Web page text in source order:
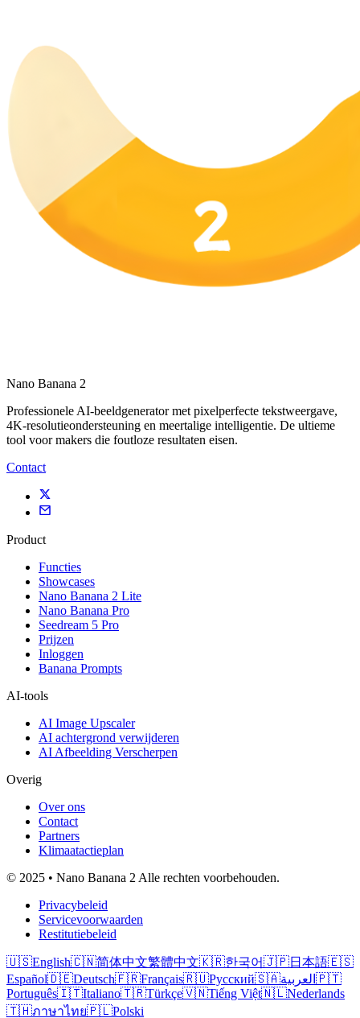
Nano Banana 2
Professionele AI-beeldgenerator met pixelperfecte tekstweergave,
4K-resolutieondersteuning en meertalige intelligentie. De ultieme
tool voor makers die foutloze resultaten eisen.
Contact
Product
Functies
Showcases
Nano Banana 2 Lite
Nano Banana Pro
Seedream 5 Pro
Prijzen
Inloggen
Banana Prompts
AI-tools
AI Image Upscaler
AI achtergrond verwijderen
AI Afbeelding Verscherpen
Overig
Over ons
Contact
Partners
Klimaatactieplan
© 2025 • Nano Banana 2 Alle rechten voorbehouden.
Privacybeleid
Servicevoorwaarden
Restitutiebeleid
🇺🇸English🇨🇳简体中文繁體中文🇰🇷한국어🇯🇵日本語🇪🇸
Español🇩🇪Deutsch🇫🇷Français🇷🇺Русский🇸🇦العربية 🇵🇹
Português🇮🇹Italiano🇹🇷Türkçe🇻🇳Tiếng Việt🇳🇱Nederlands
🇹🇭ภาษาไทย🇵🇱Polski